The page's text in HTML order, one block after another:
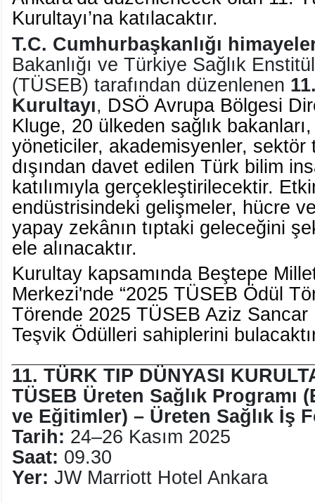
Kurultayı’na katılacaktır.
T.C. Cumhurbaşkanlığı
Bakanlığı ve Türkiye Sağlık
(TÜSEB) tarafından düzenlenen
Kurultayı, DSÖ Avrupa Bölgesi
Kluge, 20 ülkeden sağlık
yöneticiler, akademisyenler, sektör
dışından davet edilen Türk bilim
katılımıyla gerçekleştirilecektir.
endüstrisindeki gelişmeler, hücre
yapay zekânın tıptaki geleceğini
ele alınacaktır.
Kurultay kapsamında Beştepe
Merkezi'nde “2025 TÜSEB Ödül
Törende 2025 TÜSEB Aziz
Teşvik Ödülleri sahiplerini
11. TÜRK TIP DÜNYASI
TÜSEB Üreten Sağlık Programı
ve Eğitimler) – Üreten Sağlık İş
Tarih: 24–26 Kasım 2025
Saat: 09.30
Yer: JW Marriott Hotel Ankara